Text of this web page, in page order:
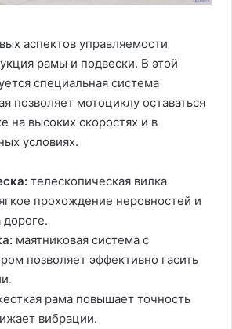
аспектов управляемости
рамы и подвески. В этой
специальная система
позволяет мотоциклу оставаться
на высоких скоростях и в
условиях.
телескопическая вилка
прохождение неровностей и
дороге.
маятниковая система с
позволяет эффективно гасить
рама повышает точность
вибрации.